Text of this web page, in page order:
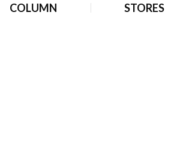
COLUMN STORES